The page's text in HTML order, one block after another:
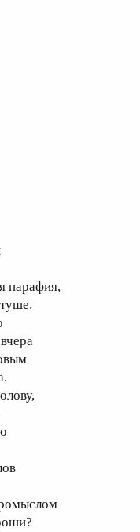
парафия,